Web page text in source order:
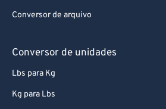
Conversor de arquivo
Conversor de unidades
Lbs para Kg
Kg para Lbs